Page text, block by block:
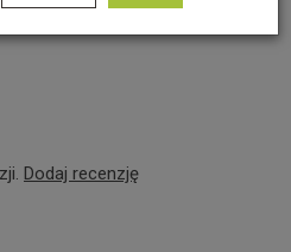
Dodaj recenzję